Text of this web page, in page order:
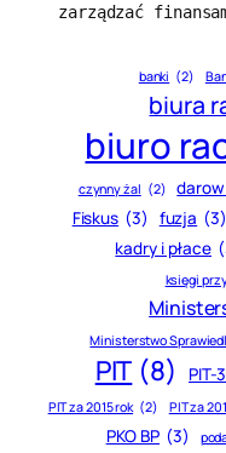
zarządzać
banki (2)
biura
biuro
czynny żal (2)
Fiskus (3) fuzja (3)
kadry i płace
księgi
Ministerstwo
PIT (8) PIT-
PIT za 2015 rok (2) PIT za
PKO BP (3)